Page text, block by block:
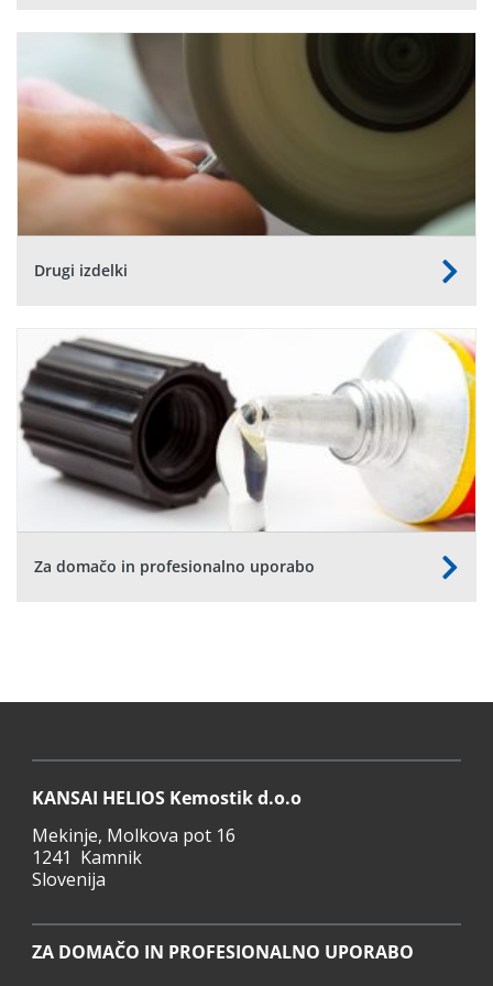
Drugi izdelki
Za domačo in profesionalno uporabo
KANSAI HELIOS Kemostik d.o.o
Mekinje, Molkova pot 16
1241 Kamnik
Slovenija
ZA DOMAČO IN PROFESIONALNO UPORABO